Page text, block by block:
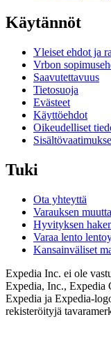
Käytännöt
Yleiset ehdot ja
Vrbon
Saavutettavuus
Tietosuoja
Evästeet
Käyttöehdot
Oikeudelliset
Tuki
Ota yhteyttä
Varauksen
Hyvityksen
Varaa lento
Kansainväliset
Expedia Inc. ei ole
Expedia, Inc., Expedia
Expedia ja Expedia-
rekisteröityjä